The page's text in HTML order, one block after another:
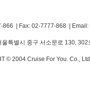
866 | Fax: 02-7777-868
울특별시 중구 서소문로 130, 302
© 2004 Cruise For You. Co.,